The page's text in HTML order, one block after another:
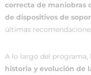
correcta de maniobras
de dispositivos de
últimas
A lo largo del programa,
historia y evolución de